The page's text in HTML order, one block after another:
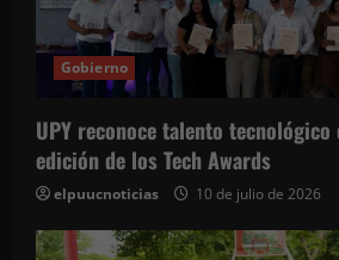
Gobierno
UPY reconoce talento
edición de los Tech Awards
elpuucnoticias 10 de julio de 2026